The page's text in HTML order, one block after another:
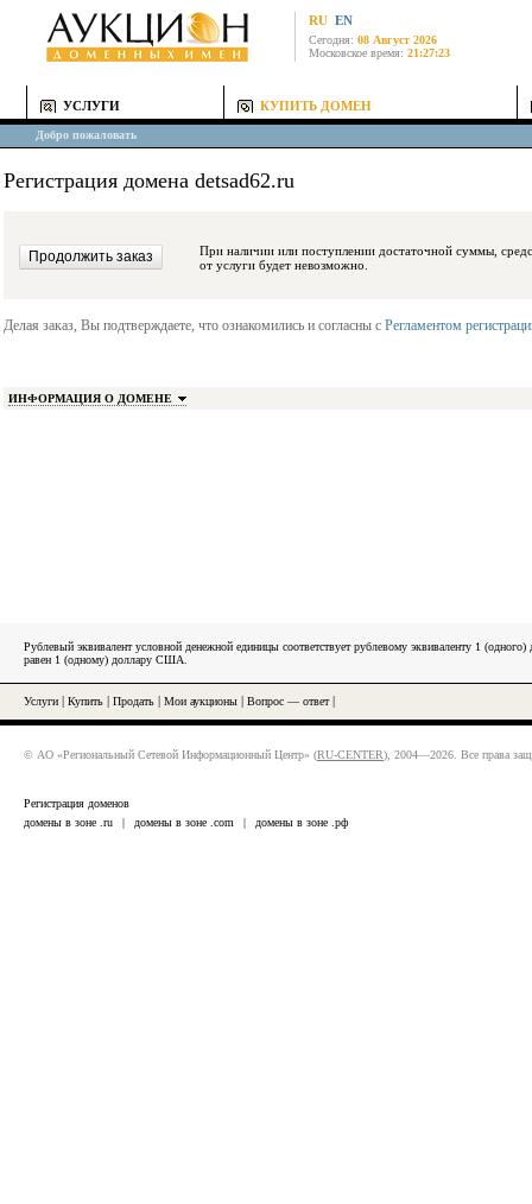
RU EN
Сегодня: 08 Август 2026
Московское время: 21:27:23
УСЛУГИ КУПИТЬ ДОМЕН
Добро пожаловать
Регистрация домена detsad62.ru
При наличии или поступлении достаточной суммы, средства будут
от услуги будет невозможно.
Делая заказ, Вы подтверждаете, что ознакомились и согласны с Регламентом
ИНФОРМАЦИЯ О ДОМЕНЕ
Рублевый эквивалент условной денежной единицы соответствует рублевому эквиваленту 1
равен 1 (одному) доллару США.
Услуги Купить Продать Мои аукционы Вопрос — ответ|
© АО «Региональный Сетевой Информационный Центр» (RU-CENTER), 2004—2026. Все права
Регистрация доменов
домены в зоне .ru
| домены в зоне .com | домены в зоне .рф